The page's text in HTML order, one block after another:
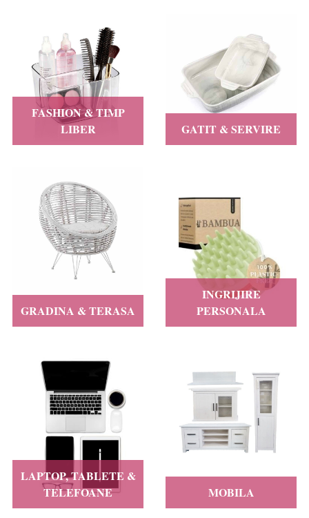
FASHION & TIMP
LIBER
GATIT & SERVIRE
GRADINA & TERASA
INGRIJIRE
PERSONALA
LAPTOP, TABLETE &
TELEFOANE
MOBILA